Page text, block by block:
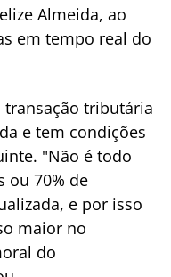
Almeida, ao
em tempo real do
tributária
e tem condições
"Não é todo
ou 70% de
e por isso
maior no
do